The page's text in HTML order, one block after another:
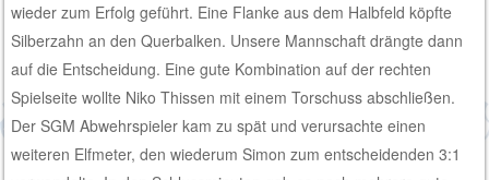
wieder zum Erfolg geführt. Eine Flanke aus dem Halbfeld köpfte
Silberzahn an den Querbalken. Unsere Mannschaft drängte dann
auf die Entscheidung. Eine gute Kombination auf der rechten
Spielseite wollte Niko Thissen mit einem Torschuss abschließen.
Der SGM Abwehrspieler kam zu spät und verursachte einen
weiteren Elfmeter, den wiederum Simon zum entscheidenden 3:1